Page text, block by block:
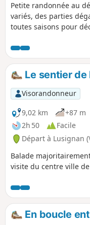
Petite randonnée au
variés, des parties
toutes saisons pour
Le sentier de
Visorandonneur
9,02 km
+87 m
2h 50
Facile
Départ à Lusignan
Balade
visite du centre ville
En boucle